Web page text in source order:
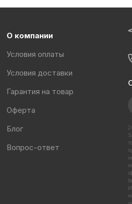
О компании
Условия оплаты
Условия доставки
Гарантия на товар
Оферта
Блог
Вопрос-ответ